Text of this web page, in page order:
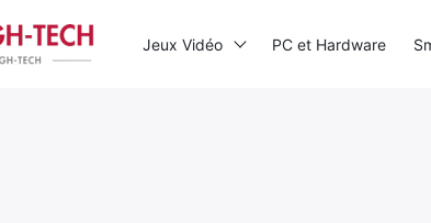
Jeux Vidéo PC et Hardware